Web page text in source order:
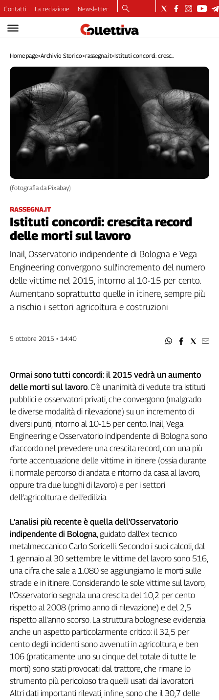
Video
Dirette
Longform
Economia
Ambiente
Welfare
Internazionale
Culture
Categorie
Filcams
Filctem
Fillea
Filt
Fiom
Fisac
Nidil
Inca
Caaf
Speciali
G8
di
Genova,
il
sangue
ragione
120
Cgil
Collettiva
Academy
Collettiva
Play
Rubriche
Collettiva
Talk
settimana
Collettiva
Girasoli
Il
Sassolino
Linea
Contatti La redazione Newsletter
Home page>Archivio Storico>rassegna.it>Istituti concordi: cresc...
RASSEGNA.IT
Istituti concordi: crescita record
delle morti sul lavoro
(fotografia da Pixabay)
Inail, Osservatorio indipendente di Bologna e Vega
Engineering convergono sull'incremento del numero
delle vittime nel 2015, intorno al 10-15 per cento.
Aumentano soprattutto quelle in itinere, sempre più
a rischio i settori agricoltura e costruzioni
5 ottobre 2015 • 14:40
Ormai sono tutti concordi: il 2015 vedrà un aumento
delle morti sul lavoro. C’è unanimità di vedute tra istituti
pubblici e osservatori privati, che convergono (malgrado
le diverse modalità di rilevazione) su un incremento di
diversi punti, intorno al 10-15 per cento. Inail, Vega
Engineering e Osservatorio indipendente di Bologna sono
d’accordo nel prevedere una crescita record, con una più
forte accentuazione delle vittime in itinere (ossia durante
il normale percorso di andata e ritorno da casa al lavoro,
oppure tra due luoghi di lavoro) e per i settori
dell’agricoltura e dell’edilizia.
L’analisi più recente è quella dell’Osservatorio
indipendente di Bologna, guidato dall’ex tecnico
metalmeccanico Carlo Soricelli. Secondo i suoi calcoli, dal
1 gennaio al 30 settembre le vittime del lavoro sono 516,
una cifra che sale a 1.080 se aggiungiamo le morti sulle
strade e in itinere. Considerando le sole vittime sul lavoro,
l’Osservatorio segnala una crescita del 10,2 per cento
rispetto al 2008 (primo anno di rilevazione) e del 2,5
rispetto all’anno scorso. La struttura bolognese evidenzia
anche un aspetto particolarmente critico: il 32,5 per
cento degli incidenti sono avvenuti in agricoltura, e ben
106 (praticamente uno su cinque del totale di tutte le
morti) sono stati provocati dal trattore, che rimane lo
strumento più pericoloso tra quelli usati dai lavoratori.
Altri dati importanti rilevati, infine, sono che il 30,7 delle